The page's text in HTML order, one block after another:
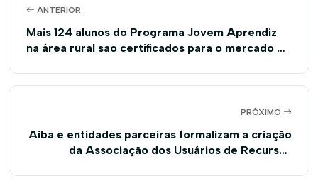
ANTERIOR
Mais 124 alunos do Programa Jovem Aprendiz
na área rural são certificados para o mercado de
PRÓXIMO
Aiba e entidades parceiras formalizam a criação
da Associação dos Usuários de Recursos